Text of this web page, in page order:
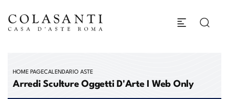
HOME PAGECALENDARIO ASTE
Arredi Sculture Oggetti D'Arte I Web Only